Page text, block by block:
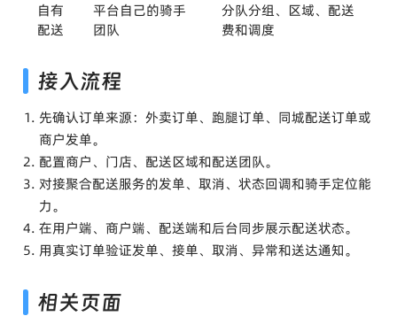
自有
配送
平台自己的骑手
团队
分队分组、区域、配送
费和调度
接入流程
先确认订单来源：外卖订单、跑腿订单、同城配送订单或
商户发单。
配置商户、门店、配送区域和配送团队。
对接聚合配送服务的发单、取消、状态回调和骑手定位能
力。
在用户端、商户端、配送端和后台同步展示配送状态。
用真实订单验证发单、接单、取消、异常和送达通知。
相关页面